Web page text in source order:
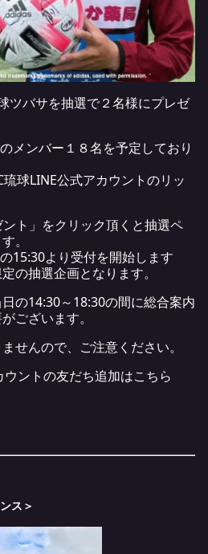
ツバサを抽選で２名様にプレゼ
メンバー１８名を予定しており
球LINE公式アカウントのリッ
ント」をクリック頂くと抽選ペ
。
15:30より受付を開始します
の抽選企画となります。
の14:30～18:30の間に総合案内
ございます。
せんので、ご注意ください。
ントの友だち追加はこちら
ス＞